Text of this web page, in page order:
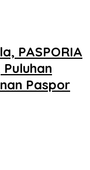
PASPORIA
Paspor